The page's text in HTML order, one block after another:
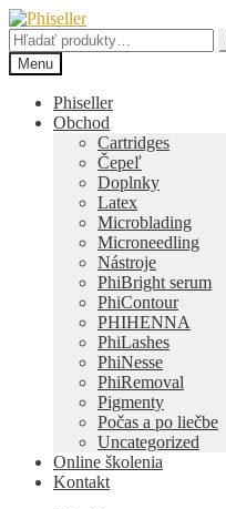
Preskočiť
na
navigáciu
Preskočiť
na
obsah
Hľadať:
Menu
Phiseller
Obchod
Cartridges
Čepeľ
Doplnky
Latex
Microblading
Microneedling
Nástroje
PhiBright serum
PhiContour
PHIHENNA
PhiLashes
PhiNesse
PhiRemoval
Pigmenty
Počas a po liečbe
Uncategorized
Online školenia
Kontakt